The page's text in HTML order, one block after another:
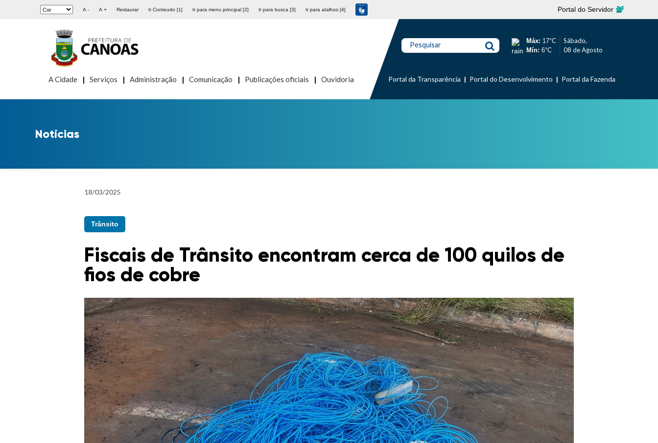
A - A + Restaurar Ir Conteudo [1] Ir para menu principal [2] Ir para busca [3] Ir para atalhos [4] Portal do Servidor
A Cidade Serviços Administração Comunicação Publicações oficiais Ouvidoria
Pesquisar Máx: 17°C
Mín: 6°C
Sábado,
08 de Agosto
Portal da Transparência Portal do Desenvolvimento Portal da Fazenda
Notícias
18/03/2025
Trânsito
Fiscais de Trânsito encontram cerca de 100 quilos de
fios de cobre